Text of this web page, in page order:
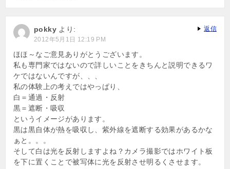
pokky より:
2012年5月1日 12:19 PM
ほほ～なご意見ありがとうございます。
私も専門家ではないので詳しいことをきちんと説明できるワ
ケではないんですが、、、
私の体験上の考えではやっぱり、
白＝通過・反射
黒＝遮断・吸収
というイメージがあります。
黒は黒自体が熱を吸収し、紫外線を遮断する効果があるかな
ぁと。。。
そして白は光を反射しますよね？カメラ撮影ではホワイト板
を下に置くことで被写体に光を反射させ明るくさせます。
返信